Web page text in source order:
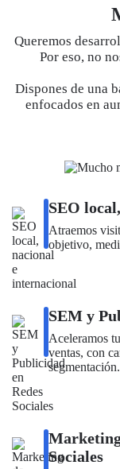
Queremos
Por eso, no
Dispones de una
enfocados en
SEO
Atraemos
objetivo,
SEM y
Aceleramos
ventas, con
segmentación.
Marketing
Sociales